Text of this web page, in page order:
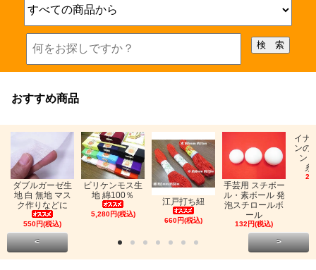
おすすめ商品
ダブルガーゼ生
地 白 無地 マス
ク作りなどに
550円(税込)
ビリケンモス生
地 綿100％
5,280円(税込)
江戸打ち紐
660円(税込)
手芸用 スチボー
ル・素ボール 発
泡スチロールボ
ール
132円(税込)
イナ
ンの
ン
糸
< >